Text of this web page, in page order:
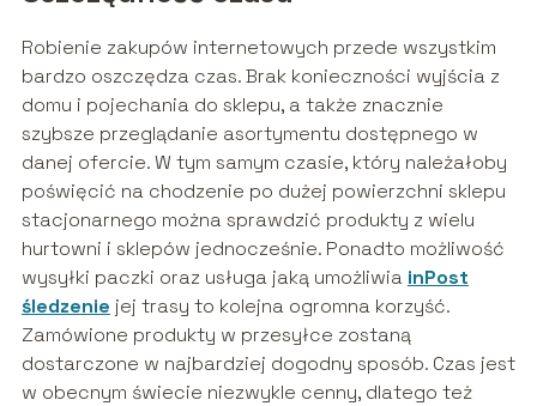
Robienie zakupów internetowych przede wszystkim
bardzo oszczędza czas. Brak konieczności wyjścia z
domu i pojechania do sklepu, a także znacznie
szybsze przeglądanie asortymentu dostępnego w
danej ofercie. W tym samym czasie, który należałoby
poświęcić na chodzenie po dużej powierzchni sklepu
stacjonarnego można sprawdzić produkty z wielu
hurtowni i sklepów jednocześnie. Ponadto możliwość
wysyłki paczki oraz usługa jaką umożliwia inPost
śledzenie jej trasy to kolejna ogromna korzyść.
Zamówione produkty w przesyłce zostaną
dostarczone w najbardziej dogodny sposób. Czas jest
w obecnym świecie niezwykle cenny, dlatego też